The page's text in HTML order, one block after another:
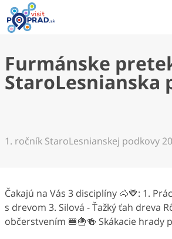
Furmánske
StaroLesnianska
1. ročník StaroLesnianskej podkovy
Čakajú na Vás 3 disciplíny 🐴🤎: 1.
s drevom 3. Silová - Ťažký ťah dreva
občerstvením 🍔🍟🍻 Skákacie hrady